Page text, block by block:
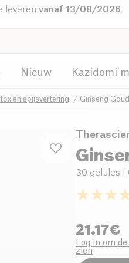
leverenvanaf 13/08/2026
Nieuw Kazidomi
en spijsvertering Ginseng
30 gelules
21.17€
Log in om
zien